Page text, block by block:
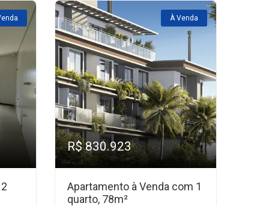
À Venda
R$ 830.923
Apartamento à Venda com 1
quarto, 78m²